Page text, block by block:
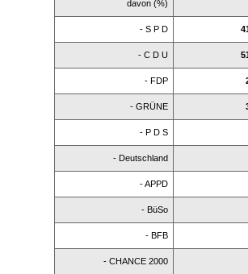
davon (%)
- S P D
- C D U
- FDP
- GRÜNE
- P D S
- Deutschland
- APPD
- BüSo
- BFB
- CHANCE 2000